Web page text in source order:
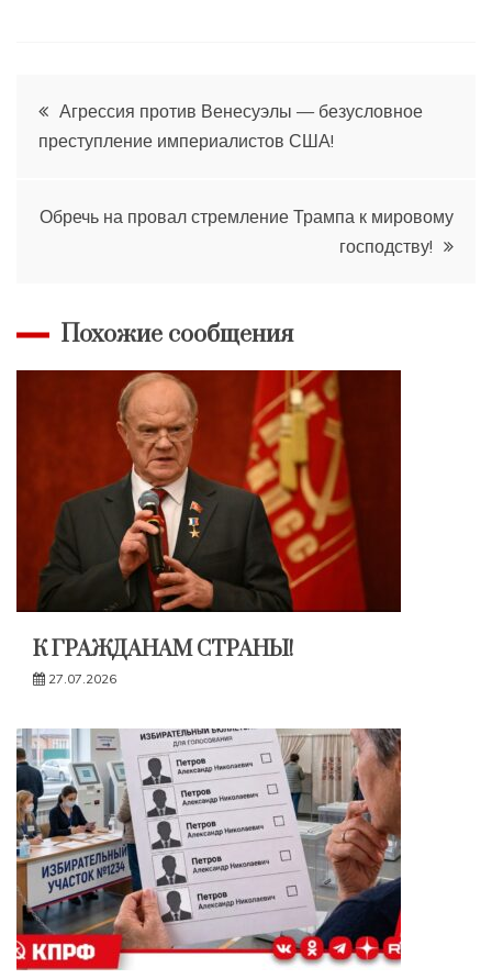
Навигация
по
записям
Агрессия против Венесуэлы — безусловное
преступление империалистов США!
Обречь на провал стремление Трампа к мировому
господству!
Похожие сообщения
К ГРАЖДАНАМ СТРАНЫ!
27.07.2026